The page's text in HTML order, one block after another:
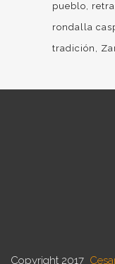
pueblo
rondalla
tradición
Copyright 2017